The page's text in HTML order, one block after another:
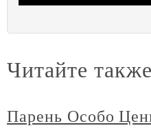
Читайте также
Парень Особо